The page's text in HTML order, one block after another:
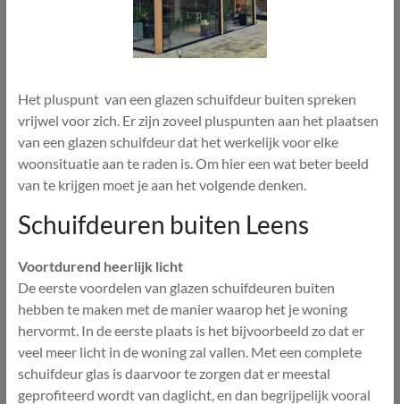
Het pluspunt van een glazen schuifdeur buiten spreken
vrijwel voor zich. Er zijn zoveel pluspunten aan het plaatsen
van een glazen schuifdeur dat het werkelijk voor elke
woonsituatie aan te raden is. Om hier een wat beter beeld
van te krijgen moet je aan het volgende denken.
Schuifdeuren buiten Leens
Voortdurend heerlijk licht
De eerste voordelen van glazen schuifdeuren buiten
hebben te maken met de manier waarop het je woning
hervormt. In de eerste plaats is het bijvoorbeeld zo dat er
veel meer licht in de woning zal vallen. Met een complete
schuifdeur glas is daarvoor te zorgen dat er meestal
geprofiteerd wordt van daglicht, en dan begrijpelijk vooral